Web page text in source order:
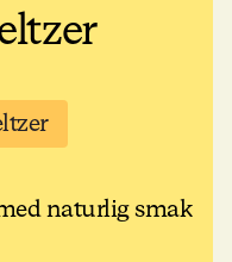
naturlig smak